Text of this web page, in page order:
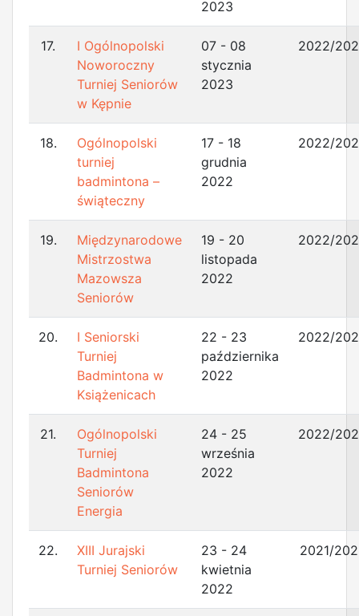
2023
17.
I Ogólnopolski
Noworoczny
Turniej Seniorów
w Kępnie
07 - 08
stycznia
2023
2022/
18.
Ogólnopolski
turniej
badmintona –
świąteczny
17 - 18
grudnia
2022
2022/
19.
Międzynarodowe
Mistrzostwa
Mazowsza
Seniorów
19 - 20
listopada
2022
2022/
20.
I Seniorski
Turniej
Badmintona w
Książenicach
22 - 23
października
2022
2022/
21.
Ogólnopolski
Turniej
Badmintona
Seniorów
Energia
24 - 25
września
2022
2022/
22.
XIII Jurajski
Turniej Seniorów
23 - 24
kwietnia
2022
2021/